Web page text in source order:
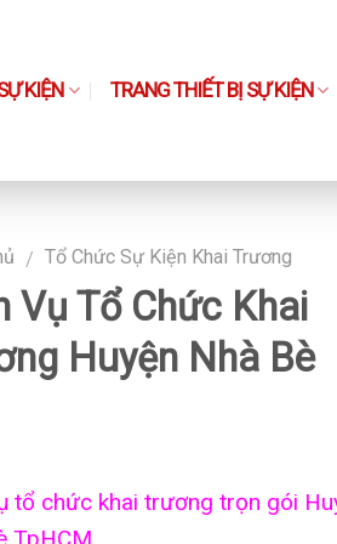
KIỆN TRANG THIẾT BỊ SỰ KIỆN
/ Tổ Chức Sự Kiện Khai Trương
Vụ Tổ Chức Khai
Huyện Nhà Bè
tổ chức khai trương trọn gói